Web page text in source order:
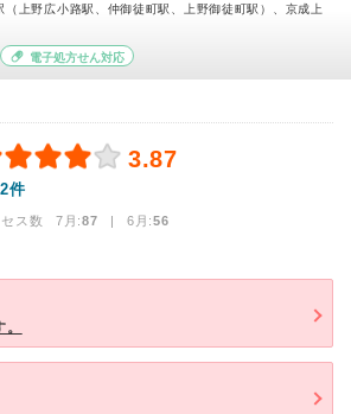
上野広小路駅、仲御徒町駅、上野御徒町駅）、京成上
電子処方せん対応
3.87
2件
セス数 7月:87 | 6月:56